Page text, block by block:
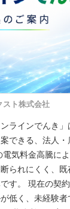
スト株式会社
ンラインでんき
できる、法人
気料金高騰に
られにくく、
す。 現在の契
低く、未経験